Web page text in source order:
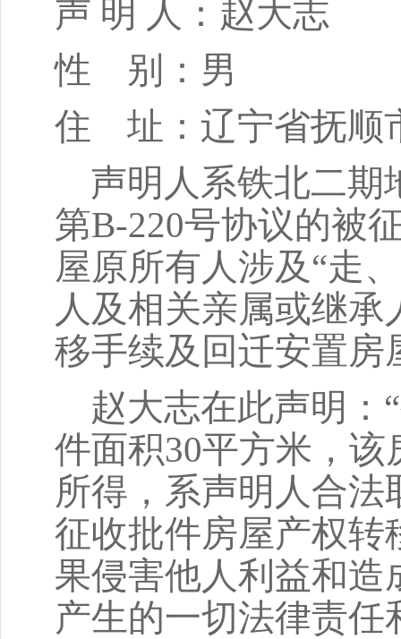
声 明 人： 赵大志
性 别： 男
住 址： 辽宁省抚顺
声明人系铁北二期
第B-220号协议的被
屋原所有人涉及 “走
人及相关亲属或继
移手续及回迁安置房
赵大志在此声明：
件面积30平方米，该
所得，系声明人合
征收批件房屋产权转
果侵害他人利益和
产生的一切法律责任